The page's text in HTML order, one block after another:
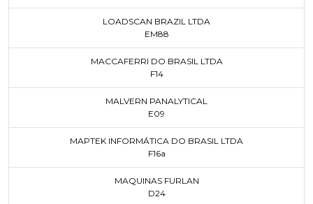
LOADSCAN BRAZIL LTDA
EM88
MACCAFERRI DO BRASIL LTDA
F14
MALVERN PANALYTICAL
E09
MAPTEK INFORMÁTICA DO BRASIL LTDA
F16a
MAQUINAS FURLAN
D24